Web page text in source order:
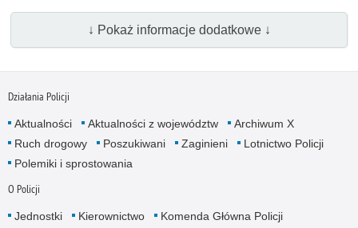
↓ Pokaż informacje dodatkowe ↓
Działania Policji
Aktualności Aktualności z województw
Archiwum X
Ruch drogowy
Poszukiwani Zaginieni
Lotnictwo Policji
Polemiki i sprostowania
O Policji
Jednostki Kierownictwo
Komenda Główna Policji